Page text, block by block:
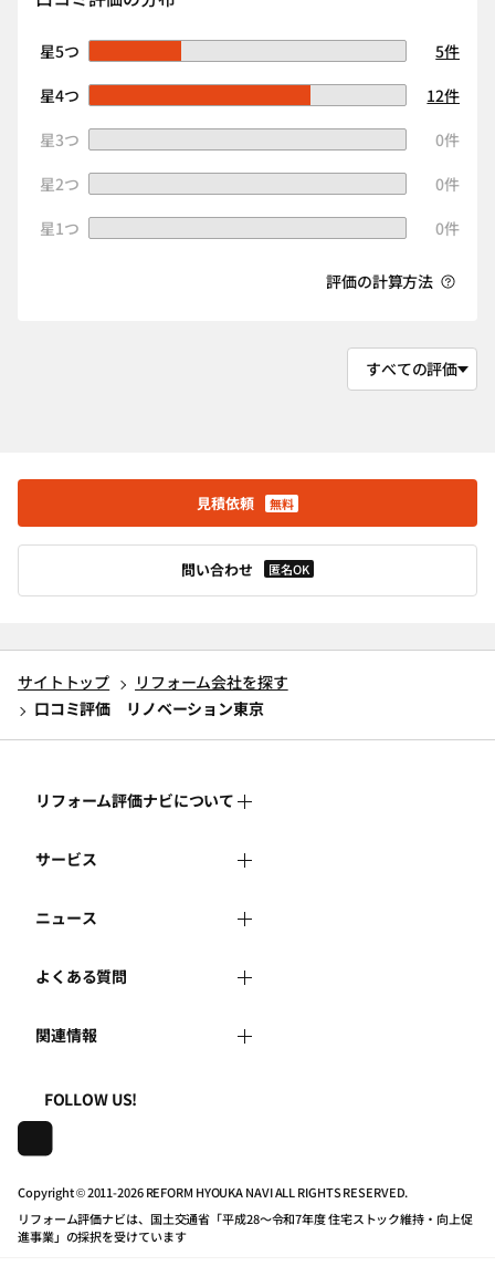
星5つ
5件
星4つ
12件
星3つ
0件
星2つ
0件
星1つ
0件
評価の計算方法
見積依頼 無料
問い合わせ 匿名OK
サイトトップ
リフォーム会社を探す
口コミ評価 リノベーション東京
リフォーム評価ナビについて
リフォーム評価ナビとは
運営体制
はじめての方へ
事務局へのお問い合せ
地域の相談窓口のみなさまへ
住宅関連機関リンク集
サービス
リフォーム会社を探す
リフォーム事例を見る
リフォームを相談する
リフォームを学ぶ
マイページの活用
ニュース
新着情報
講習会・セミナー
連携機関・企業・団体トピックス
よくある質問
よくある質問
利用規約
プライバシーポリシー
動作推奨環境について
関連情報
一般財団法人住まいづくりナビセンター
株式会社日本建築住宅センター
FOLLOW US!
Copyright © 2011-2026 REFORM HYOUKA NAVI ALL RIGHTS RESERVED.
リフォーム評価ナビは、国土交通省「平成28～令和7年度 住宅ストック維持・向上促
進事業」の採択を受けています